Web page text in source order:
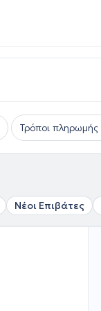
Τρόποι πληρωμής
Νέοι Επιβάτες